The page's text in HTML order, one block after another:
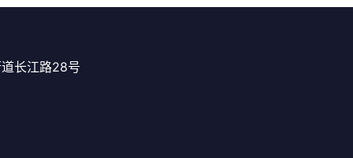
长江路28号